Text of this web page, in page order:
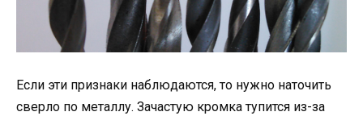
Если эти признаки наблюдаются, то нужно наточить
сверло по металлу. Зачастую кромка тупится из-за